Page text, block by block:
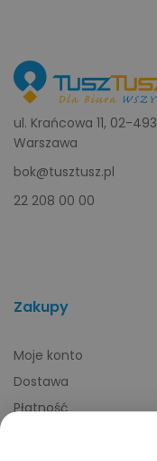
ul. Krańcowa 11, 02-493
Warszawa
bok@tusztusz.pl
22 208 00 00
Zakupy
Moje konto
Dostawa
Płatność